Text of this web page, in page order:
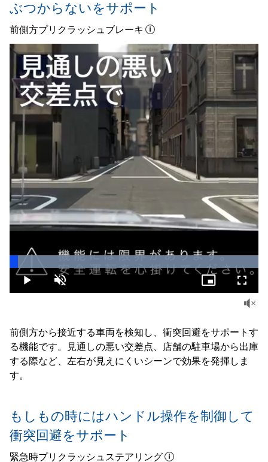
ぶつからないをサポート
前側方プリクラッシュブレーキ
前側方から接近する車両を検知し、衝突回避をサポートす
る機能です。見通しの悪い交差点、店舗の駐車場から出庫
する際など、左右が見えにくいシーンで効果を発揮しま
す。
Play Unmute
100.00%
Picture-
in-
もしもの時にはハンドル操作を制御して
衝突回避をサポート
緊急時プリクラッシュステアリング